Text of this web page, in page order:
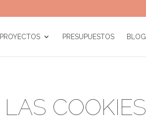
PROYECTOS PRESUPUESTOS BLOG
COOKIES